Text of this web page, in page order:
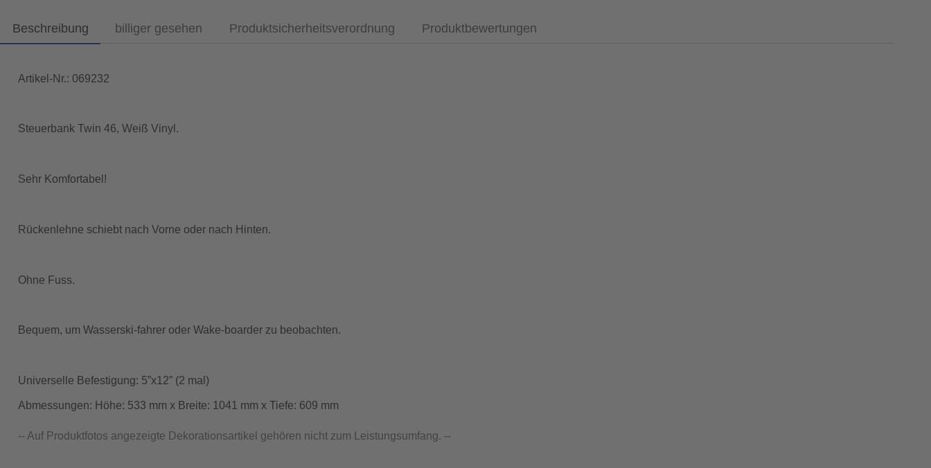
Beschreibung billiger gesehen Produktsicherheitsverordnung Produktbewertungen
Artikel-Nr.: 069232
Steuerbank Twin 46, Weiß Vinyl.
Sehr Komfortabel!
Rückenlehne schiebt nach Vorne oder nach Hinten.
Ohne Fuss.
Bequem, um Wasserski-fahrer oder Wake-boarder zu beobachten.
Universelle Befestigung: 5”x12” (2 mal)
Abmessungen: Höhe: 533 mm x Breite: 1041 mm x Tiefe: 609 mm
-- Auf Produktfotos angezeigte Dekorationsartikel gehören nicht zum Leistungsumfang. --